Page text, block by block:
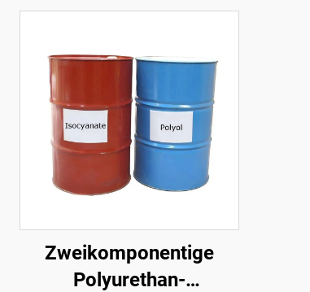
Zweikomponentige
Polyurethan-